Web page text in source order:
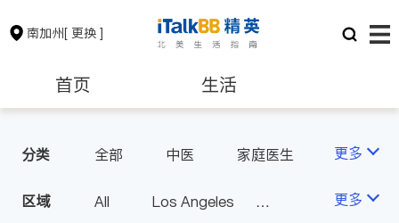
南加州[ 更换 ]
首页 生活
保险理财 房地产租售
分类 全部 中医
家庭医生
眼科
妇科
儿科
更多
区域 All
Los Angeles
更多